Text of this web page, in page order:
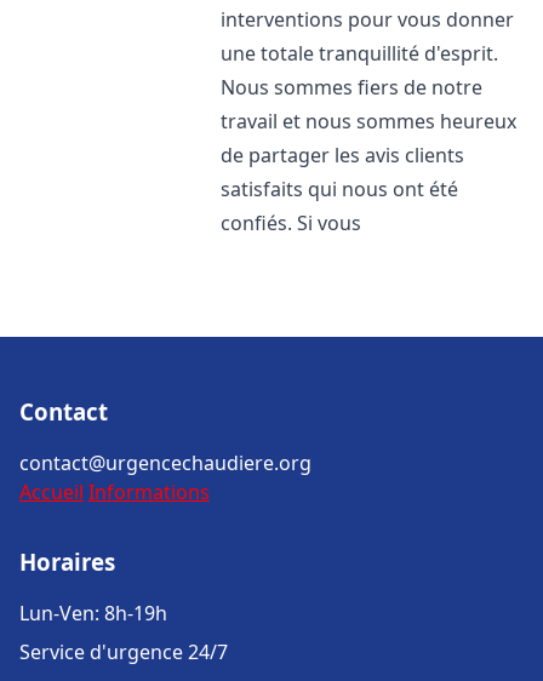
interventions pour vous donner
une totale tranquillité d'esprit.
Nous sommes fiers de notre
travail et nous sommes heureux
de partager les avis clients
satisfaits qui nous ont été
confiés. Si vous
Contact
contact@urgencechaudiere.org
Accueil Informations
Horaires
Lun-Ven: 8h-19h
Service d'urgence 24/7